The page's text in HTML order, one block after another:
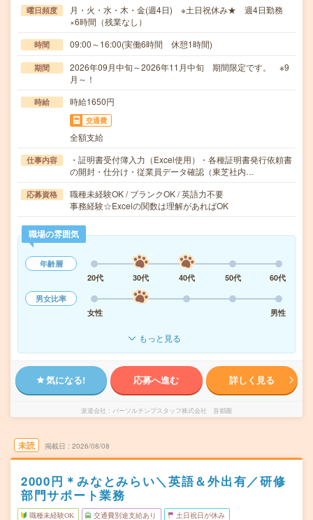
曜日頻度
月・火・水・木・金(週4日) ※土日祝休み★ 週4日勤務
×6時間（残業なし）
時間 09:00～16:00(実働6時間 休憩1時間)
期間
2026年09月中旬～2026年11月中旬 期間限定です。 ※9
月～！
時給 時給1650円
交通費
全額支給
仕事内容
・証明書受付簿入力（Excel使用）・各種証明書発行依頼書
の開封・仕分け・従業員データ確認（東芝社内…
応募資格
職種未経験OK / ブランクOK / 英語力不要
事務経験☆Excelの関数は理解があればOK
職場の雰囲気
年齢層
20代
30代 40代 50代
60代
男女比率
女性
男性
もっと見る
気になる! 応募へ進む 詳しく見る
派遣会社 パーソルテンプスタッフ株式会社 首都圏
未読 掲載日 2026/08/08
2000円＊みなとみらい＼英語＆外出有／研修
部門サポート業務
職種未経験OK 交通費別途支給あり 土日祝日が休み